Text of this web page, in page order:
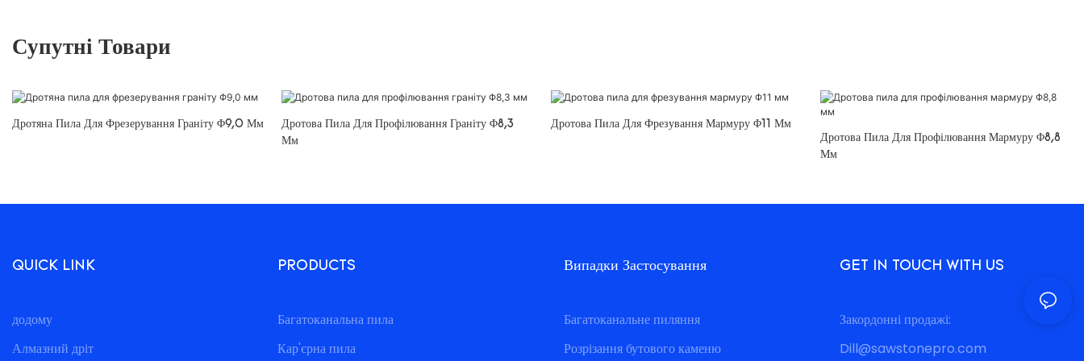
Супутні Товари
Дротяна Пила Для Фрезерування Граніту Φ9,0 Мм
Дротова Пила Для Профілювання Граніту Φ8,3
Мм
Дротова Пила Для Фрезування Мармуру Φ11 Мм
Дротова Пила Для Профілювання Мармуру Φ8,8
Мм
QUICK LINK
додому
Алмазний дріт
PRODUCTS
Багатоканальна пила
Кар'єрна пила
Випадки Застосування
Багатоканальне пиляння
Розрізання бутового каменю
GET IN TOUCH WITH US
Закордонні продажі:
Dill@sawstonepro.com